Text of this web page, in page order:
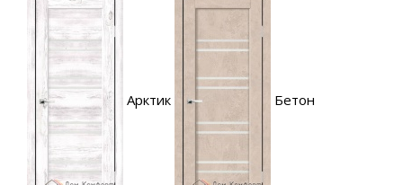
Арктик Бетон